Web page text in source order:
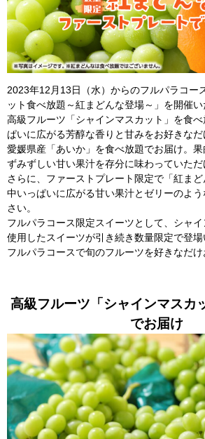
2023年12月13日（水）からのフルパラコー
ット食べ放題～紅まどんな登場～」を開催い
高級フルーツ「シャインマスカット」を食
ぱいに広がる芳醇な香りと甘みをお好きなだ
愛媛県産「あいか」を食べ放題でお届け。
ずみずしい甘い果汁を存分に味わっていただ
さらに、ファーストプレート限定で「紅ま
中いっぱいに広がる甘い果汁とゼリーのよ
さい。
フルパラコース限定スイーツとして、シャ
使用したスイーツが引き続き数量限定で登場
フルパラコースで旬のフルーツを好きなだけ
高級フルーツ「シャインマスカ
でお届け